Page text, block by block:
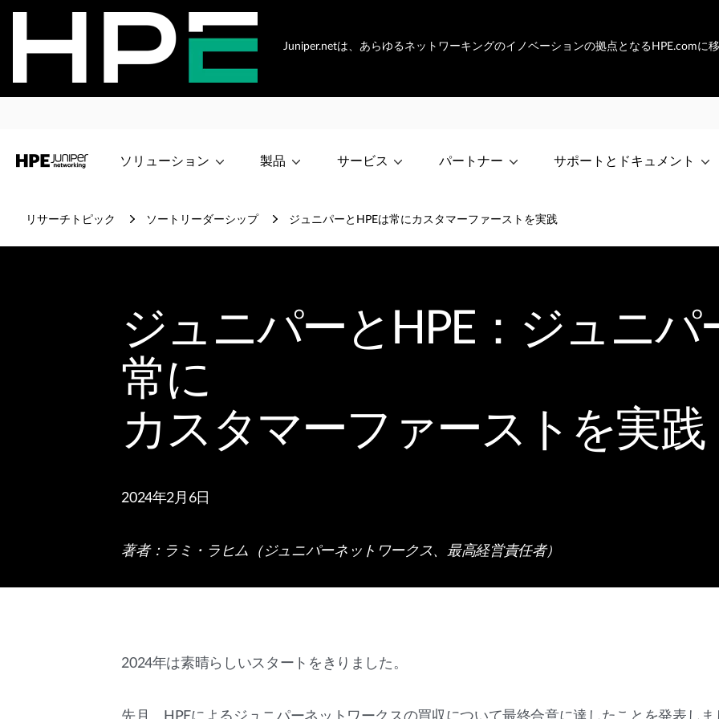
Juniper.netは、あらゆるネットワーキングのイノベーションの拠点となるHPE.comに
ソリューション 製品 サービス パートナー サポートとドキュメント
リサーチトピック ソートリーダーシップ ジュニパーとHPEは常にカスタマーファーストを実践
ジュニパーとHPE：ジュニパ
常に
カスタマーファーストを実践
2024年2月6日
著者：ラミ・ラヒム（ジュニパーネットワークス、最高経営責任者）
2024年は素晴らしいスタートをきりました。